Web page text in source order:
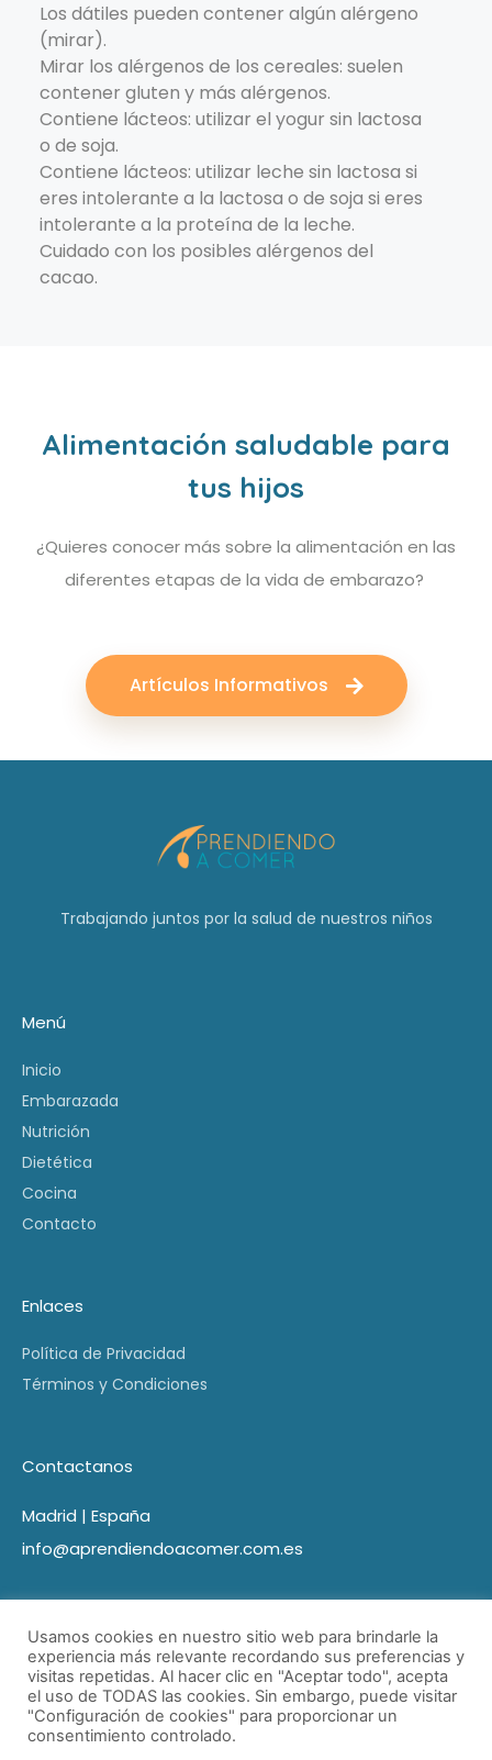
Los dátiles pueden contener algún alérgeno
(mirar).
Mirar los alérgenos de los cereales: suelen
contener gluten y más alérgenos.
Contiene lácteos: utilizar el yogur sin lactosa
o de soja.
Contiene lácteos: utilizar leche sin lactosa si
eres intolerante a la lactosa o de soja si eres
intolerante a la proteína de la leche.
Cuidado con los posibles alérgenos del
cacao.
Alimentación saludable para
tus hijos
¿Quieres conocer más sobre la alimentación en las
diferentes etapas de la vida de embarazo?
Artículos Informativos
Trabajando juntos por la salud de nuestros niños
Menú
Inicio
Embarazada
Nutrición
Dietética
Cocina
Contacto
Enlaces
Política de Privacidad
Términos y Condiciones
Contactanos
Madrid | España
info@aprendiendoacomer.com.es
© Aprendiendo a comer 2021 Todos los derechos reservados
Usamos cookies en nuestro sitio web para brindarle la
experiencia más relevante recordando sus preferencias y
visitas repetidas. Al hacer clic en "Aceptar todo", acepta
el uso de TODAS las cookies. Sin embargo, puede visitar
"Configuración de cookies" para proporcionar un
consentimiento controlado.